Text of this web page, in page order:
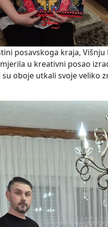
posavskoga kraja,
u kreativni posao
oboje utkali svoje veliko